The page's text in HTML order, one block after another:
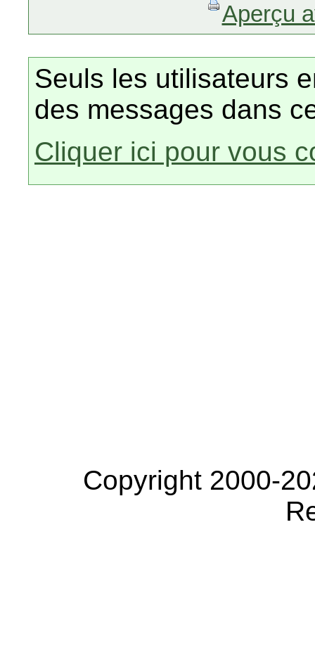
Aperçu
Seuls les utilisateurs
des messages dans
Cliquer ici pour vous
Copyright 2000-